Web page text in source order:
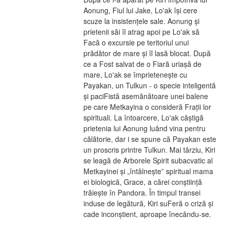
Aonung, Fiul lui Jake, Lo'ak își cere
scuze la insistențele sale. Aonung și
prietenii săi îl atrag apoi pe Lo'ak să
Facă o excursie pe teritoriul unui
prădător de mare și îl lasă blocat. După
ce a Fost salvat de o Fiară uriașă de
mare, Lo'ak se împrietenește cu
Payakan, un Tulkun - o specie inteligentă
și paciFistă asemănătoare unei balene
pe care Metkayina o consideră Frații lor
spirituali. La întoarcere, Lo'ak câștigă
prietenia lui Aonung luând vina pentru
călătorie, dar i se spune că Payakan este
un proscris printre Tulkun. Mai târziu, Kiri
se leagă de Arborele Spirit subacvatic al
Metkayinei și „întâlnește” spiritual mama
ei biologică, Grace, a cărei conștiință
trăiește în Pandora. În timpul transei
induse de legătură, Kiri suFeră o criză și
cade inconștient, aproape înecându-se.